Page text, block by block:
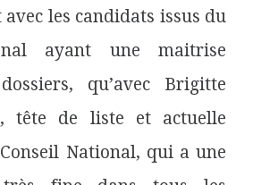
avec les candidats issus du
ayant une maitrise
qu’avec Brigitte
tête de liste et actuelle
National, qui a une